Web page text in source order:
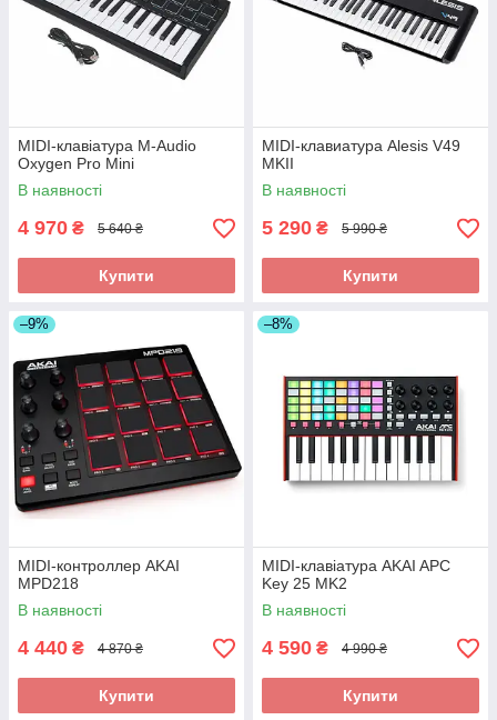
MIDI-клавіатура M-Audio
Oxygen Pro Mini
В наявності
4 970 ₴ 5 640 ₴
Купити
MIDI-клавиатура Alesis V49
MKII
В наявності
5 290 ₴ 5 990 ₴
Купити
–9%
MIDI-контроллер AKAI
MPD218
В наявності
4 440 ₴ 4 870 ₴
Купити
–8%
MIDI-клавіатура AKAI APC
Key 25 MK2
В наявності
4 590 ₴ 4 990 ₴
Купити